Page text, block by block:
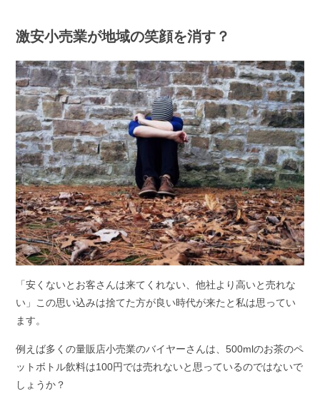
激安小売業が地域の笑顔を消す？
「安くないとお客さんは来てくれない、他社より高いと売れな
い」この思い込みは捨てた方が良い時代が来たと私は思ってい
ます。
例えば多くの量販店小売業のバイヤーさんは、500mlのお茶のペ
ットボトル飲料は100円では売れないと思っているのではないで
しょうか？